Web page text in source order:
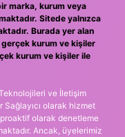
marka, kurum veya
Sitede yalnızca
Burada yer alan
kurum ve kişiler
kurum ve kişiler ile
ve İletişim
Sağlayıcı olarak hizmet
olarak denetleme
Ancak, üyelerimiz